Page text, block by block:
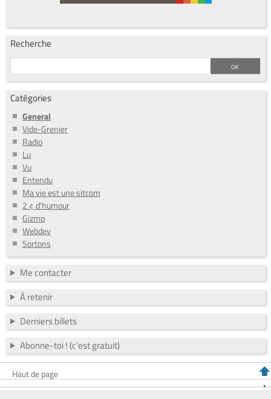
Recherche
Catégories
General
Vide-Grenier
Radio
Lu
Vu
Entendu
Ma vie est une sitcom
2 ¢ d'humour
Gizmo
Webdev
Sortons
Me contacter
À retenir
Derniers billets
Abonne-toi ! (c'est gratuit)
Haut de page